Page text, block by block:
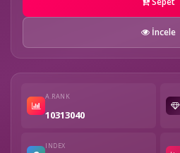
İncele
A.RANK
10313040
INDEX